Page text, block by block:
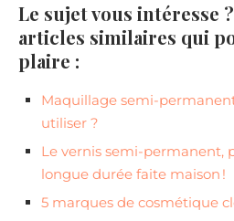
Le sujet vous intéresse
articles similaires qui
plaire :
Maquillage semi-
utiliser ?
Le vernis semi-permanent,
longue durée faite maison !
5 marques de cosmétique